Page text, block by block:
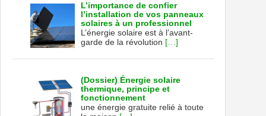
L’importance de confier
l’installation de vos panneaux
solaires à un professionnel
L’énergie solaire est à l’avant-
garde de la révolution […]
(Dossier) Énergie solaire
thermique, principe et
fonctionnement
une énergie gratuite relié à toute